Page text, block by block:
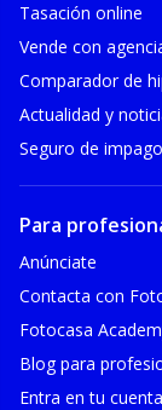
Tasación online
Vende con
Comparador de
Actualidad y
Seguro de
Para
Anúnciate
Contacta con
Fotocasa
Blog para
Entra en tu cuenta